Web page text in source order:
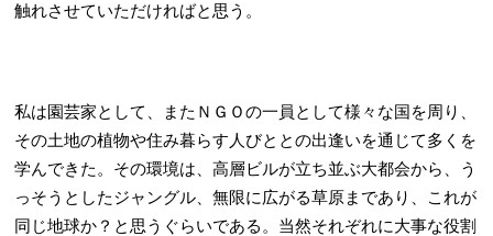
触れさせていただければと思う。
私は園芸家として、またＮＧＯの一員として様々な国を周り、
その土地の植物や住み暮らす人びととの出逢いを通じて多くを
学んできた。その環境は、高層ビルが立ち並ぶ大都会から、う
っそうとしたジャングル、無限に広がる草原まであり、これが
同じ地球か？と思うぐらいである。当然それぞれに大事な役割